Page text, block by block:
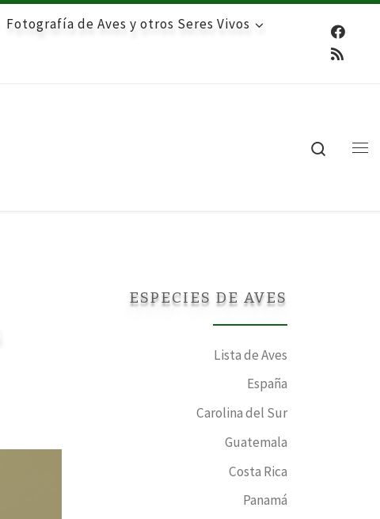
Fotografía de Aves y otros Seres Vivos
Search
ESPECIES DE AVES
Lista de Aves
España
Carolina del Sur
Guatemala
Costa Rica
Panamá